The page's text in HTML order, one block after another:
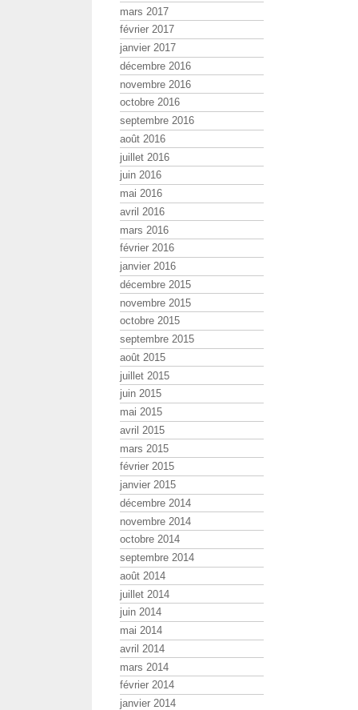
mars 2017
février 2017
janvier 2017
décembre 2016
novembre 2016
octobre 2016
septembre 2016
août 2016
juillet 2016
juin 2016
mai 2016
avril 2016
mars 2016
février 2016
janvier 2016
décembre 2015
novembre 2015
octobre 2015
septembre 2015
août 2015
juillet 2015
juin 2015
mai 2015
avril 2015
mars 2015
février 2015
janvier 2015
décembre 2014
novembre 2014
octobre 2014
septembre 2014
août 2014
juillet 2014
juin 2014
mai 2014
avril 2014
mars 2014
février 2014
janvier 2014